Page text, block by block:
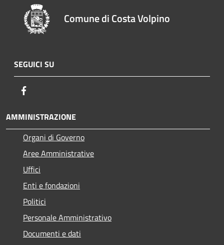
Comune di Costa Volpino
SEGUICI SU
AMMINISTRAZIONE
Organi di Governo
Aree Amministrative
Uffici
Enti e fondazioni
Politici
Personale Amministrativo
Documenti e dati